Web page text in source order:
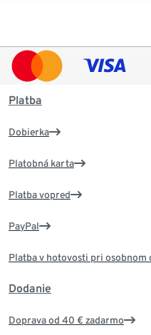
Platba
Dobierka
Platobná karta
Platba vopred
PayPal
Platba v hotovosti pri osobnom
Dodanie
Doprava od 40 € zadarmo